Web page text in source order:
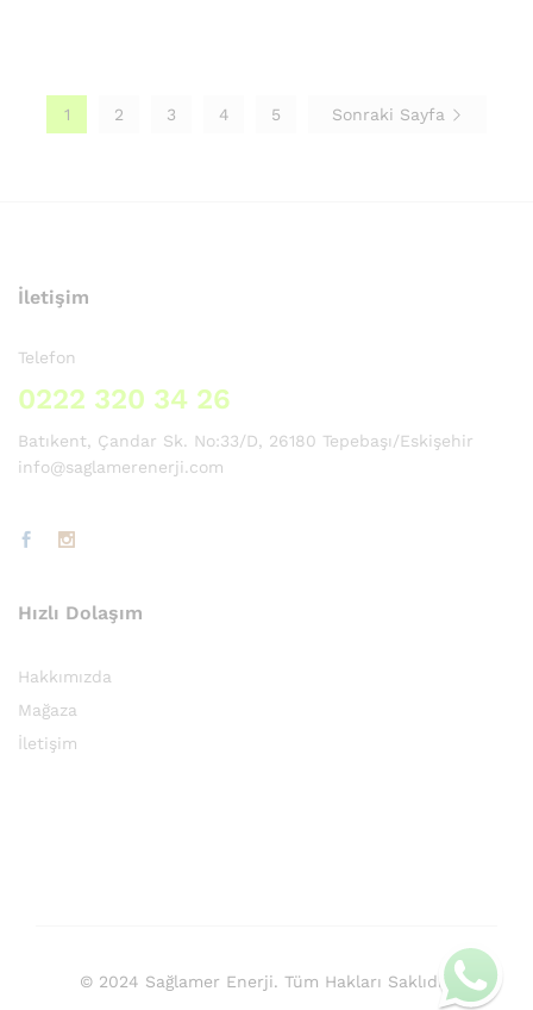
1 2 3 4 5 Sonraki Sayfa
İletişim
Telefon
0222 320 34 26
Batıkent, Çandar Sk. No:33/D, 26180 Tepebaşı/Eskişehir
info@saglamerenerji.com
Hızlı Dolaşım
Hakkımızda
Mağaza
İletişim
© 2024 Sağlamer Enerji. Tüm Hakları Saklıdır.